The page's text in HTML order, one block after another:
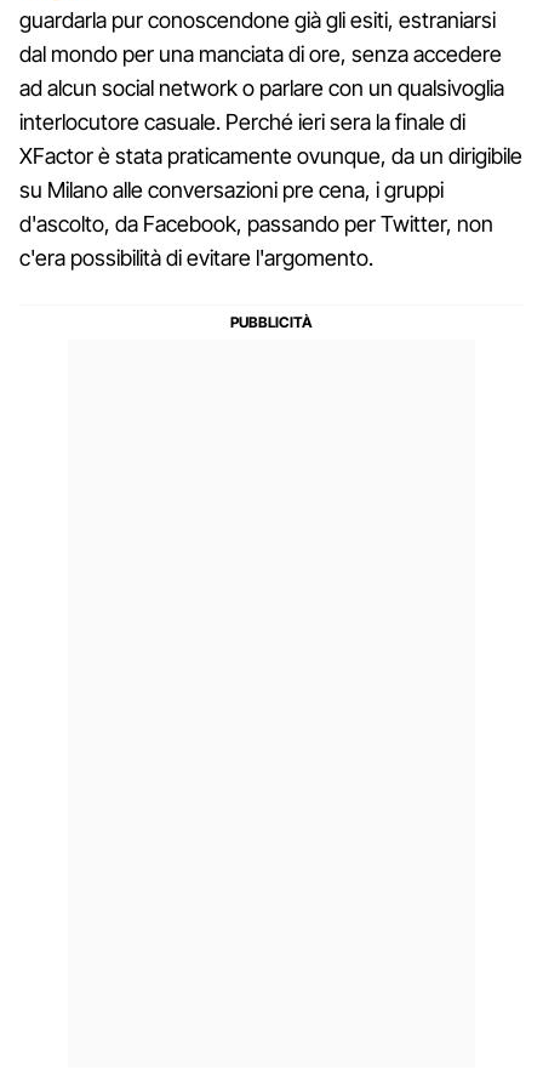
guardarla pur conoscendone già gli esiti, estraniarsi
dal mondo per una manciata di ore, senza accedere
ad alcun social network o parlare con un qualsivoglia
interlocutore casuale. Perché ieri sera la finale di
XFactor è stata praticamente ovunque, da un dirigibile
su Milano alle conversazioni pre cena, i gruppi
d'ascolto, da Facebook, passando per Twitter, non
c'era possibilità di evitare l'argomento.